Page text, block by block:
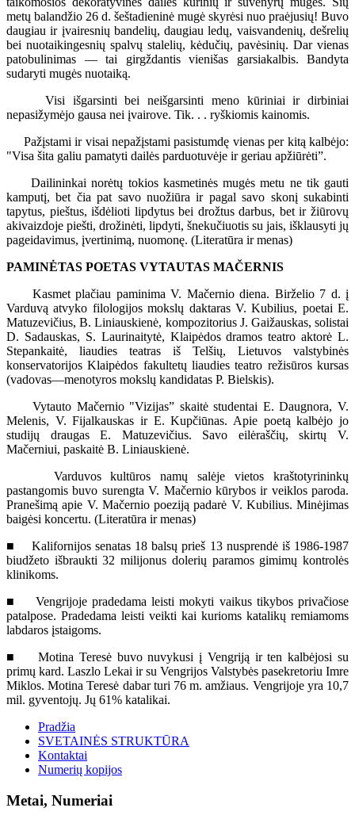
metų balandžio 26 d. šeštadieninė mugė skyrėsi nuo praėjusių! Buvo
daugiau ir įvairesnių bandelių, daugiau ledų, vaisvandenių, dešrelių
bei nuotaikingesnių spalvų stalelių, kėdučių, pavėsinių. Dar vienas
patobulinimas — tai girgždantis vienišas garsiakalbis. Bandyta
sudaryti mugės nuotaiką.
Visi išgarsinti bei neišgarsinti meno kūriniai ir dirbiniai
nepasižymėjo gausa nei įvairove. Tik. . . ryškiomis kainomis.
Pažįstami ir visai nepažįstami pasistumdę vienas per kitą kalbėjo:
"Visa šita galiu pamatyti dailės parduotuvėje ir geriau apžiūrėti”.
Dailininkai norėtų tokios kasmetinės mugės metu ne tik gauti
kamputį, bet čia pat savo nuožiūra ir pagal savo skonį sukabinti
tapytus, pieštus, išdėlioti lipdytus bei drožtus darbus, bet ir žiūrovų
akivaizdoje piešti, drožinėti, lipdyti, šnekučiuotis su jais, išklausyti jų
pageidavimus, įvertinimą, nuomonę. (Literatūra ir menas)
PAMINĖTAS POETAS VYTAUTAS MAČERNIS
Kasmet plačiau paminima V. Mačernio diena. Birželio 7 d. į
Varduvą atvyko filologijos mokslų daktaras V. Kubilius, poetai E.
Matuzevičius, B. Liniauskienė, kompozitorius J. Gaižauskas, solistai
D. Sadauskas, S. Laurinaitytė, Klaipėdos dramos teatro aktorė L.
Stepankaitė, liaudies teatras iš Telšių, Lietuvos valstybinės
konservatorijos Klaipėdos fakultetų liaudies teatro režisūros kursas
(vadovas—menotyros mokslų kandidatas P. Bielskis).
Vytauto Mačernio "Vizijas” skaitė studentai E. Daugnora, V.
Melenis, V. Fijalkauskas ir E. Kupčiūnas. Apie poetą kalbėjo jo
studijų draugas E. Matuzevičius. Savo eilėraščių, skirtų V.
Mačerniui, paskaitė B. Liniauskienė.
Varduvos kultūros namų salėje vietos kraštotyrininkų
pastangomis buvo surengta V. Mačernio kūrybos ir veiklos paroda.
Pranešimą apie V. Mačernio poeziją padarė V. Kubilius. Minėjimas
baigėsi koncertu. (Literatūra ir menas)
■ Kalifornijos senatas 18 balsų prieš 13 nusprendė iš 1986-1987
biudžeto išbraukti 32 milijonus dolerių paramos gimimų kontrolės
klinikoms.
■ Vengrijoje pradedama leisti mokyti vaikus tikybos privačiose
patalpose. Pradedama leisti veikti kai kurioms katalikų remiamoms
labdaros įstaigoms.
■ Motina Teresė buvo nuvykusi į Vengriją ir ten kalbėjosi su
primų kard. Laszlo Lekai ir su Vengrijos Valstybės pasekretoriu Imre
Miklos. Motina Teresė dabar turi 76 m. amžiaus. Vengrijoje yra 10,7
mil. gyventojų. Jų 61% katalikai.
Pradžia
SVETAINĖS STRUKTŪRA
Kontaktai
Numerių kopijos
Metai, Numeriai